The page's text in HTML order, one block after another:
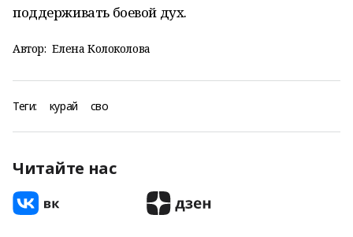
поддерживать боевой дух.
Автор: Елена Колоколова
Теги: курай сво
Читайте нас